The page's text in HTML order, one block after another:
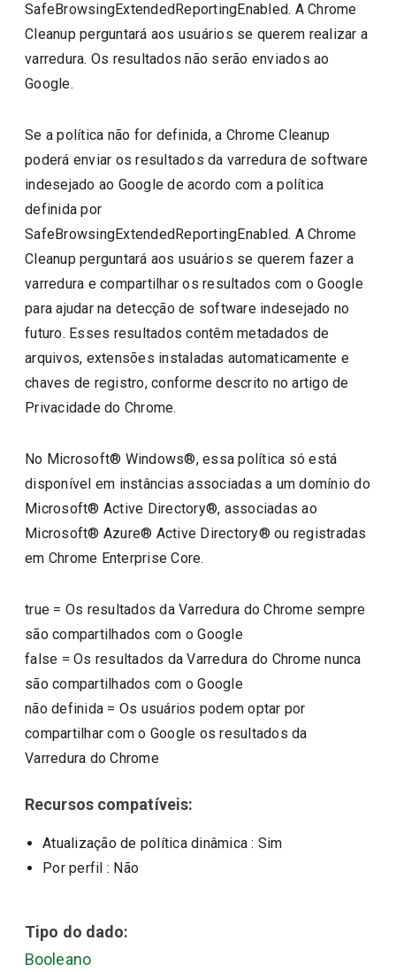
SafeBrowsingExtendedReportingEnabled. A Chrome
Cleanup perguntará aos usuários se querem realizar a
varredura. Os resultados não serão enviados ao
Google.
Se a política não for definida, a Chrome Cleanup
poderá enviar os resultados da varredura de software
indesejado ao Google de acordo com a política
definida por
SafeBrowsingExtendedReportingEnabled. A Chrome
Cleanup perguntará aos usuários se querem fazer a
varredura e compartilhar os resultados com o Google
para ajudar na detecção de software indesejado no
futuro. Esses resultados contêm metadados de
arquivos, extensões instaladas automaticamente e
chaves de registro, conforme descrito no artigo de
Privacidade do Chrome.
No Microsoft® Windows®, essa política só está
disponível em instâncias associadas a um domínio do
Microsoft® Active Directory®, associadas ao
Microsoft® Azure® Active Directory® ou registradas
em Chrome Enterprise Core.
true = Os resultados da Varredura do Chrome sempre
são compartilhados com o Google
false =Os resultados da Varredura do Chrome nunca
são compartilhados com o Google
não definida = Os usuários podem optar por
compartilhar com o Google os resultados da
Varredura do Chrome
Recursos compatíveis:
Atualização de política dinâmica : Sim
Por perfil : Não
Tipo do dado:
Booleano